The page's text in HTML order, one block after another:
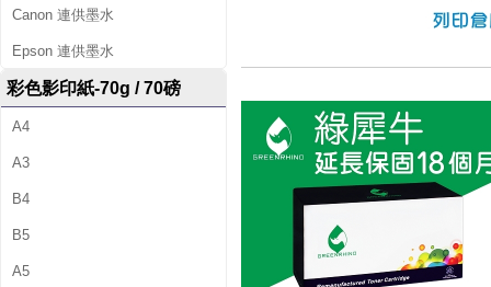
Canon 連供墨水
Epson 連供墨水
彩色影印紙-70g / 70磅
A4
A3
B4
B5
A5